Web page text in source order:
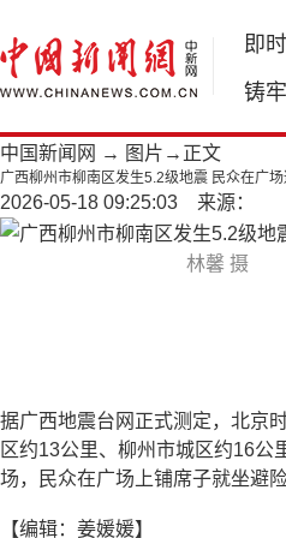
即时
铸
中国新闻网 → 图片 →正文
广西柳州市柳南区发生5.2级地震 民众在广
2026-05-18 09:25:03 来源：
林馨 摄
据广西地震台网正式测定，北京
区约13公里、柳州市城区约16
场，民众在广场上铺席子就坐避险
【编辑：姜媛媛】